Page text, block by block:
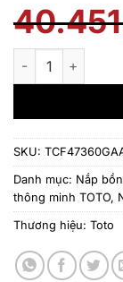
Nắp rửa điện tử
SKU:
Danh mục: Nắp
thông minh TOTO,
Thương hiệu: Toto